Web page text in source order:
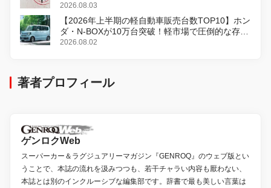
2026.08.03
【2026年上半期の軽自動車販売台数TOP10】ホン
ダ・N-BOXが10万台突破！軽市場で圧倒的な存在
感
2026.08.02
著者プロフィール
ゲンロクWeb
スーパーカー＆ラグジュアリーマガジン『GENROQ』のウェブ版とい
うことで、本誌の流れを汲みつつも、若干チャラい内容も厭わない、
本誌とは別のインクルーシブな編集部です。辞書で最も美しい言葉は